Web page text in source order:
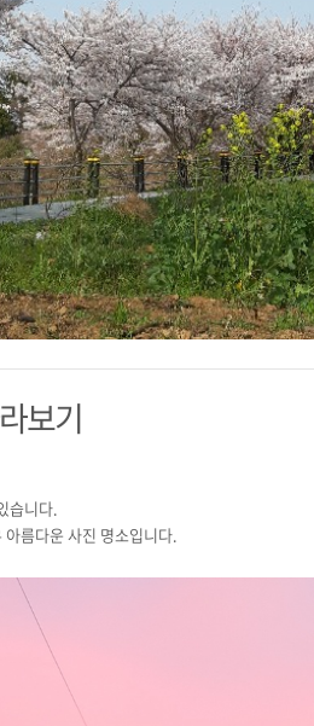
보기
습니다.
름다운 사진 명소입니다.